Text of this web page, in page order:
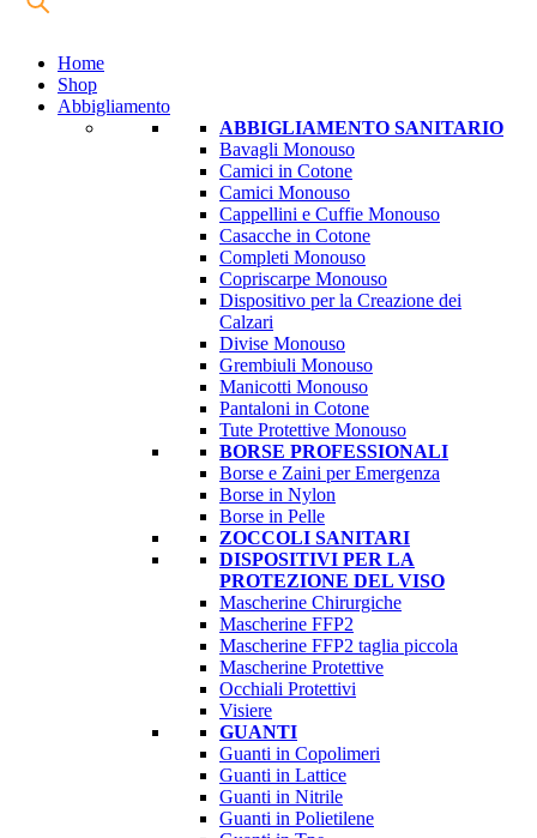
Home
Shop
Abbigliamento
ABBIGLIAMENTO SANITARIO
Bavagli Monouso
Camici in Cotone
Camici Monouso
Cappellini e Cuffie Monouso
Casacche in Cotone
Completi Monouso
Copriscarpe Monouso
Dispositivo per la Creazione dei
Calzari
Divise Monouso
Grembiuli Monouso
Manicotti Monouso
Pantaloni in Cotone
Tute Protettive Monouso
BORSE PROFESSIONALI
Borse e Zaini per Emergenza
Borse in Nylon
Borse in Pelle
ZOCCOLI SANITARI
DISPOSITIVI PER LA
PROTEZIONE DEL VISO
Mascherine Chirurgiche
Mascherine FFP2
Mascherine FFP2 taglia piccola
Mascherine Protettive
Occhiali Protettivi
Visiere
GUANTI
Guanti in Copolimeri
Guanti in Lattice
Guanti in Nitrile
Guanti in Polietilene